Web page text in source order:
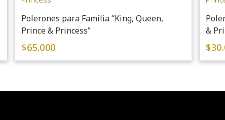
Polerones para Familia “King, Queen,
Prince & Princess”
$65.000
&
$